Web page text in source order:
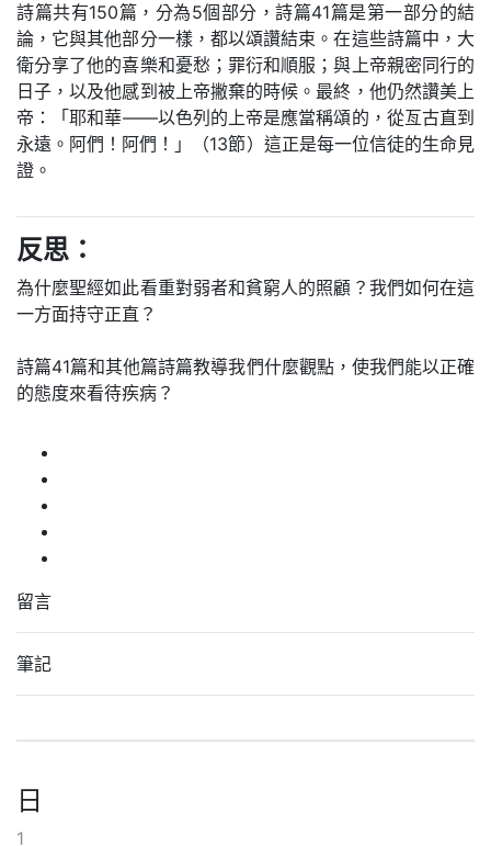
詩篇共有150篇，分為5個部分，詩篇41篇是第一部分的結
論，它與其他部分一樣，都以頌讚結束。在這些詩篇中，大
衛分享了他的喜樂和憂愁；罪衍和順服；與上帝親密同行的
日子，以及他感到被上帝撇棄的時候。最終，他仍然讚美上
帝：「耶和華——以色列的上帝是應當稱頌的，從亙古直到
永遠。阿們！阿們！」（13節）這正是每一位信徒的生命見
證。
反思：
為什麼聖經如此看重對弱者和貧窮人的照顧？我們如何在這
一方面持守正直？
詩篇41篇和其他篇詩篇教導我們什麼觀點，使我們能以正確
的態度來看待疾病？
留言
筆記
日
1